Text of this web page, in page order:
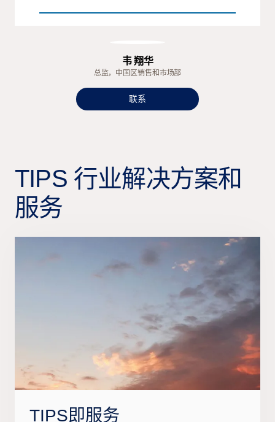
韦 翔华
总监，中国区销售和市场部
联系
TIPS 行业解决方案和
服务
TIPS即服务